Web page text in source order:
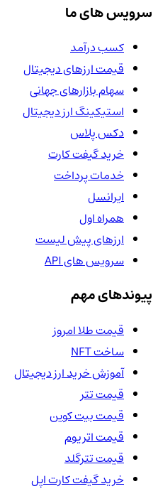
سرویس های ما
کسب درآمد
قیمت ارزهای دیجیتال
سهام بازارهای جهانی
استیکینگ ارز دیجیتال
دکس پلاس
خرید گیفت کارت
خدمات پرداخت
ایرانسل
همراه اول
ارزهای پیش لیست
سرویس های API
پیوندهای مهم
قیمت طلا امروز
ساخت NFT
آموزش خرید ارز دیجیتال
قیمت تتر
قیمت بیت کوین
قیمت اتریوم
قیمت تترگلد
خرید گیفت کارت اپل